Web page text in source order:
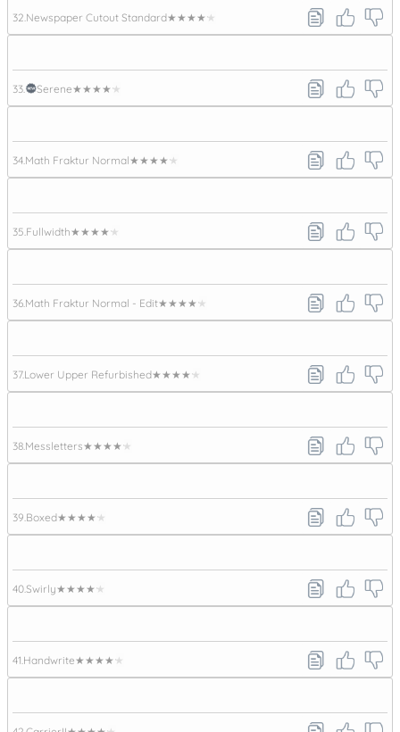
32. Newspaper Cutout Standard★★★★★
33. Serene★★★★★
34. Math Fraktur Normal★★★★★
35. Fullwidth★★★★★
36. Math Fraktur Normal - Edit★★★★★
37.Lower Upper Refurbished★★★★★
38. Messletters★★★★★
39. Boxed★★★★★
40.Swirly★★★★★
41. Handwrite★★★★★